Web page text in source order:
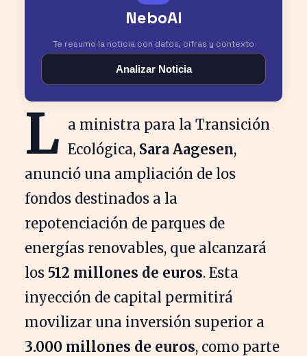
NeboAI
Te resumo la noticia con datos, cifras y contexto
Analizar Noticia
L a ministra para la Transición
Ecológica, Sara Aagesen,
anunció una ampliación de los
fondos destinados a la
repotenciación de parques de
energías renovables, que alcanzará
los 512 millones de euros. Esta
inyección de capital permitirá
movilizar una inversión superior a
3.000 millones de euros, como parte